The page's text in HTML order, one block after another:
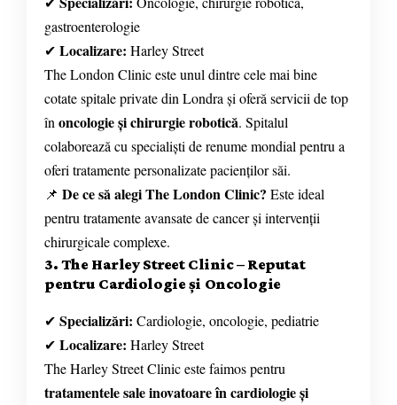
gastroenterologie
✔ Localizare: Harley Street
The London Clinic este unul dintre cele mai bine
cotate spitale private din Londra și oferă servicii de top
în oncologie și chirurgie robotică. Spitalul
colaborează cu specialiști de renume mondial pentru a
oferi tratamente personalizate pacienților săi.
📌 De ce să alegi The London Clinic? Este ideal
pentru tratamente avansate de cancer și intervenții
chirurgicale complexe.
3. The Harley Street Clinic – Reputat
pentru Cardiologie și Oncologie
✔ Specializări: Cardiologie, oncologie, pediatrie
✔ Localizare: Harley Street
The Harley Street Clinic este faimos pentru
tratamentele sale inovatoare în cardiologie și